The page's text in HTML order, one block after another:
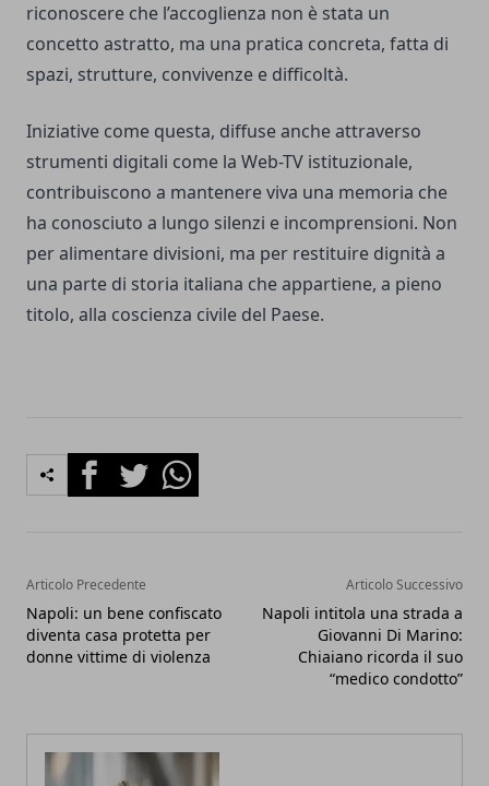
riconoscere che l’accoglienza non è stata un
concetto astratto, ma una pratica concreta, fatta di
spazi, strutture, convivenze e difficoltà.
Iniziative come questa, diffuse anche attraverso
strumenti digitali come la Web-TV istituzionale,
contribuiscono a mantenere viva una memoria che
ha conosciuto a lungo silenzi e incomprensioni. Non
per alimentare divisioni, ma per restituire dignità a
una parte di storia italiana che appartiene, a pieno
titolo, alla coscienza civile del Paese.
FacebookTwitterWhatsapp
Articolo Precedente
Napoli: un bene confiscato
diventa casa protetta per
donne vittime di violenza
Articolo Successivo
Napoli intitola una strada a
Giovanni Di Marino:
Chiaiano ricorda il suo
“medico condotto”